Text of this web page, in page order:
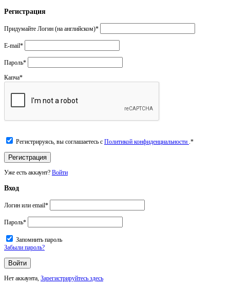
Регистрация
Придумайте Логин (на английском)*
E-mail*
Пароль*
Капча*
Регистрируясь, вы соглашаетесь с Политикой конфиденциальности .*
Уже есть аккаунт? Войти
Вход
Логин или email*
Пароль*
Запомнить пароль
Забыли пароль?
Нет аккаунта, Зарегистрируйтесь здесь